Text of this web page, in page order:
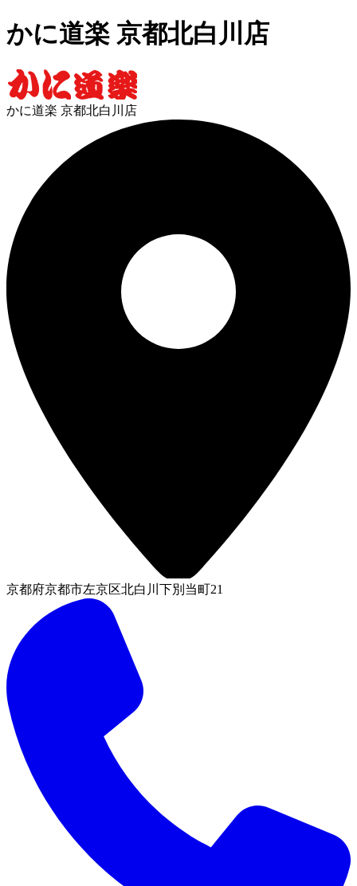
かに道楽 京都北白川店
かに道楽 京都北白川店
京都府京都市左京区北白川下別当町21